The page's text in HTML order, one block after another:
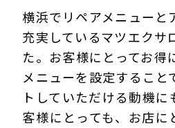
横浜でリペアメニューと
充実しているマツエクサ
た。お客様にとってお得
メニューを設定すること
トしていただける動機に
客様にとっても、お店に